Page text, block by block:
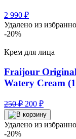
2 990 ₽
Удалено из
-20%
Крем для лица
Fraijour
Watery Cream
250₽ Первоначальная
цена
составляла
200 ₽Текущая
цена:
200 ₽.
Удалено из
-20%